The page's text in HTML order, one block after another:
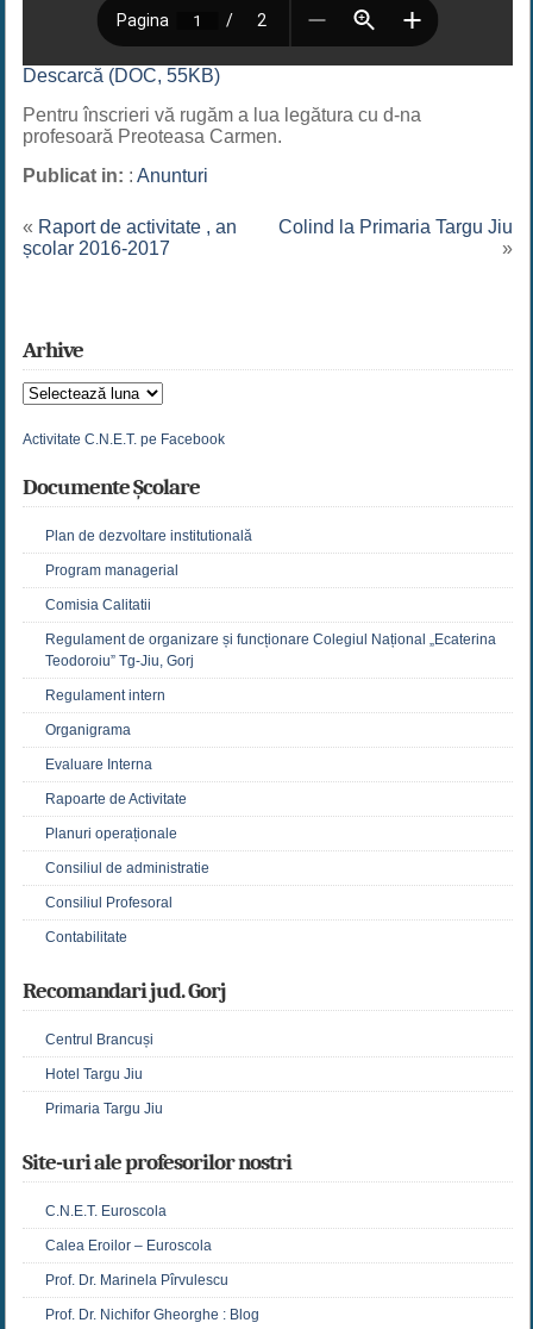
Descarcă (DOC, 55KB)
Pentru înscrieri vă rugăm a lua legătura cu d-na
profesoară Preoteasa Carmen.
Publicat in: : Anunturi
« Raport de activitate , an
școlar 2016-2017
Colind la Primaria Targu Jiu
»
Arhive
Arhive
Activitate C.N.E.T. pe Facebook
Documente Școlare
Plan de dezvoltare institutională
Program managerial
Comisia Calitatii
Regulament de organizare și funcționare Colegiul Național „Ecaterina
Teodoroiu” Tg-Jiu, Gorj
Regulament intern
Organigrama
Evaluare Interna
Rapoarte de Activitate
Planuri operaționale
Consiliul de administratie
Consiliul Profesoral
Contabilitate
Recomandari jud. Gorj
Centrul Brancuși
Hotel Targu Jiu
Primaria Targu Jiu
Site-uri ale profesorilor nostri
C.N.E.T. Euroscola
Calea Eroilor – Euroscola
Prof. Dr. Marinela Pîrvulescu
Prof. Dr. Nichifor Gheorghe : Blog